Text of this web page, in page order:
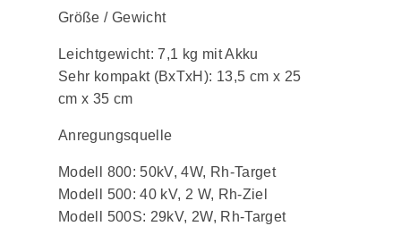
Größe / Gewicht
Leichtgewicht: 7,1 kg mit Akku
Sehr kompakt (BxTxH): 13,5 cm x 25
cm x 35 cm
Anregungsquelle
Modell 800: 50kV, 4W, Rh-Target
Modell 500: 40 kV, 2 W, Rh-Ziel
Modell 500S: 29kV, 2W, Rh-Target